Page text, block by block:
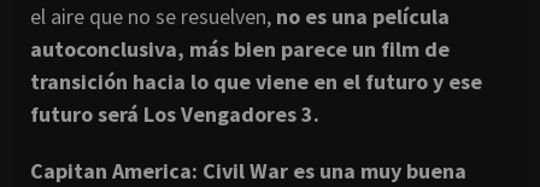
el aire que no se resuelven, no es una película
autoconclusiva, más bien parece un film de
transición hacia lo que viene en el futuro y ese
futuro será Los Vengadores 3.
Capitan America: Civil War es una muy buena